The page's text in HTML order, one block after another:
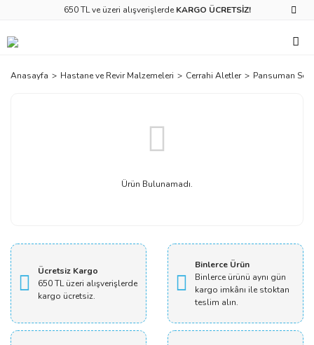
650 TL ve üzeri alışverişlerde KARGO ÜCRETSİZ!
Anasayfa Hastane ve Revir Malzemeleri Cerrahi Aletler Pansuman Seti
Ürün Bulunamadı.
Ücretsiz Kargo
650 TL üzeri alışverişlerde
kargo ücretsiz.
Binlerce Ürün
Binlerce ürünü aynı gün
kargo imkânı ile stoktan
teslim alın.